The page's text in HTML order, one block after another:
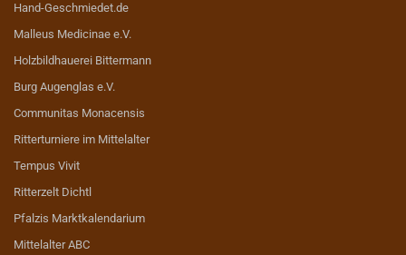
Hand-Geschmiedet.de
Malleus Medicinae e.V.
Holzbildhauerei Bittermann
Burg Augenglas e.V.
Communitas Monacensis
Ritterturniere im Mittelalter
Tempus Vivit
Ritterzelt Dichtl
Pfalzis Marktkalendarium
Mittelalter ABC